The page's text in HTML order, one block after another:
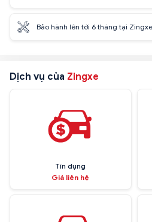
Bảo hành lên tới 6 tháng tại
Dịch vụ của Zingxe
Tín dụng
Giá liên hệ